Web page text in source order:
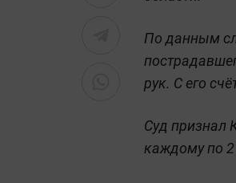
По данным
рук. С его
Суд признал
каждому по